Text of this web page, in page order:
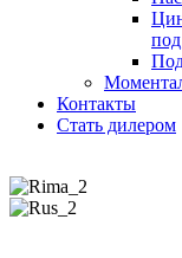
Контакты
Стать дилером